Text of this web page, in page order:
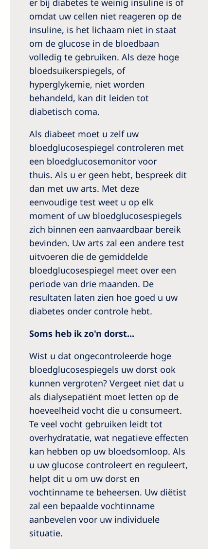
er bij diabetes te weinig insuline is of
omdat uw cellen niet reageren op de
insuline, is het lichaam niet in staat
om de glucose in de bloedbaan
volledig te gebruiken. Als deze hoge
bloedsuikerspiegels, of
hyperglykemie, niet worden
behandeld, kan dit leiden tot
diabetisch coma.
Als diabeet moet u zelf uw
bloedglucosespiegel controleren met
een bloedglucosemonitor voor
thuis. Als u er geen hebt, bespreek dit
dan met uw arts. Met deze
eenvoudige test weet u op elk
moment of uw bloedglucosespiegels
zich binnen een aanvaardbaar bereik
bevinden. Uw arts zal een andere test
uitvoeren die de gemiddelde
bloedglucosespiegel meet over een
periode van drie maanden. De
resultaten laten zien hoe goed u uw
diabetes onder controle hebt.
Soms heb ik zo'n dorst...
Wist u dat ongecontroleerde hoge
bloedglucosespiegels uw dorst ook
kunnen vergroten? Vergeet niet dat u
als dialysepatiënt moet letten op de
hoeveelheid vocht die u consumeert.
Te veel vocht gebruiken leidt tot
overhydratatie, wat negatieve effecten
kan hebben op uw bloedsomloop. Als
u uw glucose controleert en reguleert,
helpt dit u om uw dorst en
vochtinname te beheersen. Uw diëtist
zal een bepaalde vochtinname
aanbevelen voor uw individuele
situatie.